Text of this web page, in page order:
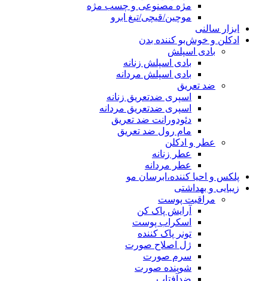
مژه مصنوعی و چسب مژه
موچین/قیچی/تیغ ابرو
ابزار سالنی
ادکلن و خوش‌بو کننده بدن
بادی اسپلش
بادی اسپلش زنانه
بادی اسپلش مردانه
ضد تعریق
اسپری ضدتعریق زنانه
اسپری ضدتعریق مردانه
دئودورانت ضد تعریق
مام رول ضد تعریق
عطر و ادکلن
عطر زنانه
عطر مردانه
پلکس و احیا کننده،ابرسان مو
زیبایی و بهداشتی
مراقبت پوست
آرایش پاک کن
اسکراب پوست
تونر پاک کننده
ژل اصلاح صورت
سرم صورت
شوینده صورت
ضدآفتاب